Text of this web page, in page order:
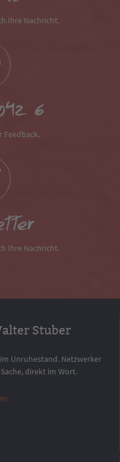
Ihre Nachricht.
6
Feedback.
Ihre Nachricht.
Stuber
Unruhestand. Netzwerker
direkt im Wort.